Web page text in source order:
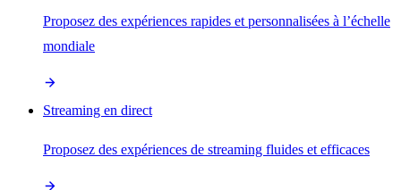
Proposez des expériences rapides et personnalisées à l’échelle
mondiale
Streaming en direct
Proposez des expériences de streaming fluides et efficaces